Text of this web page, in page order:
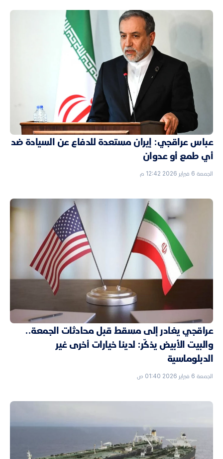
عباس عراقجي: إيران مستعدة للدفاع عن السيادة ضد
أي طمع أو عدوان
الجمعة 6 فبراير 2026 12:42 م
عراقجي يغادر إلى مسقط قبل محادثات الجمعة..
والبيت الأبيض يذكّر: لدينا خيارات أخرى غير
الدبلوماسية
الجمعة 6 فبراير 2026 01:40 ص